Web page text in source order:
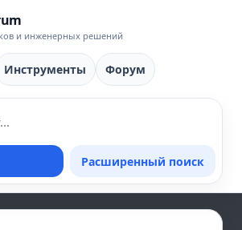
и инженерных решений
Инструменты Форум
Расширенный поиск